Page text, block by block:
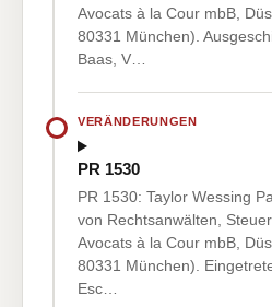
Avocats à la Cour mbB,
80331 München).
Baas, V…
VERÄNDERUNGEN
PR 1530
PR 1530: Taylor Wessing
von Rechtsanwälten,
Avocats à la Cour mbB,
80331 München).
Esc…